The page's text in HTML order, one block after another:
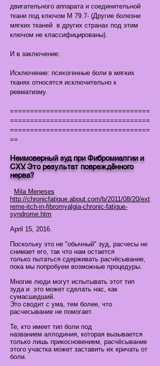
двигательного аппарата и соединительной
ткани под ключом М 79.7- (Другие болезни
мягких тканей в других странах под этим
ключом не классифицированы).
И в заключение:
Исключение: психогенные боли в мягких
тканях относятся исключительно к
ревматизму.
===================================
===================================
===================================
==
Неимоверный зуд при Фибромиалгии и
СХУ. Это результат повреждённого
нерва?
Mila Meneses
http://chronicfatigue.about.com/b/2011/08/20/ext
reme-itch-in-fibromyalgia-chronic-fatigue-
syndrome.htm
April 15, 2016.
Поскольку это не "обычный" зуд, расчесы не
снимает его, так что нам остается
только пытаться сдерживать расчёсывание,
пока мы попробуем возможные процедуры.
Многие люди могут испытывать этот тип
зуда и это может сделать нас, как
сумасшедший.
Это сводит с ума, тем более, что
расчесывание не помогает.
Те, кто имеет тип боли под
названием аллодиния, которая вызывается
только лишь прикосновением, расчёсывание
этого участка может заставить их кричать от
боли.